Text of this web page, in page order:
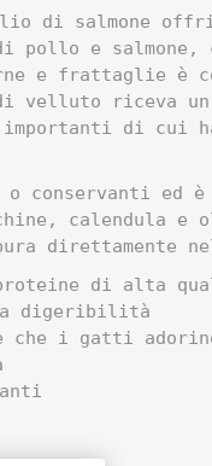
di salmone
e salmone,
e frattaglie è
velluto riceva
di cui
o conservanti ed
calendula
direttamente
​​di alta
digeribilità
che i gatti